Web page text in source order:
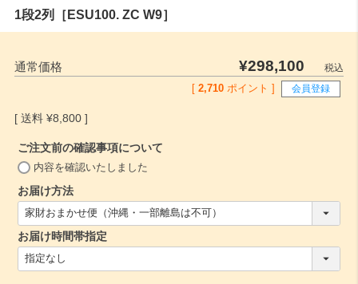
1段2列［ESU100. ZC W9］
通常価格 ¥298,100
税込
2,710 ポイント ] 会員登録
¥8,800
ご注文前の確認事項について
)
内容を確認いたしました
お届け方法
必
須
)
お届け時間帯指定